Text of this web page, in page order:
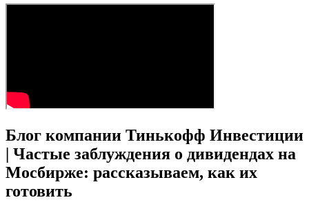
Блог компании Тинькофф Инвестиции
| Частые заблуждения о дивидендах на
Мосбирже: рассказываем, как их
готовить